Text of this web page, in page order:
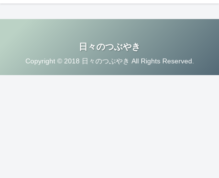
日々のつぶやき
Copyright © 2018 日々のつぶやき All Rights Reserved.